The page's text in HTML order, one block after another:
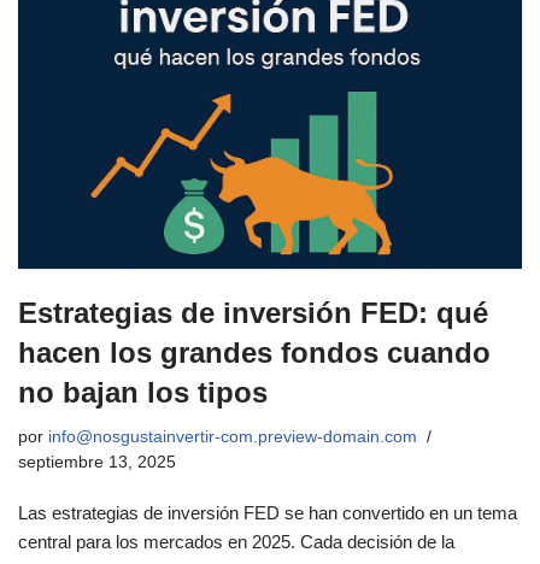
Estrategias de inversión FED: qué
hacen los grandes fondos cuando
no bajan los tipos
por info@nosgustainvertir-com.preview-domain.com
septiembre 13, 2025
Las estrategias de inversión FED se han convertido en un tema
central para los mercados en 2025. Cada decisión de la